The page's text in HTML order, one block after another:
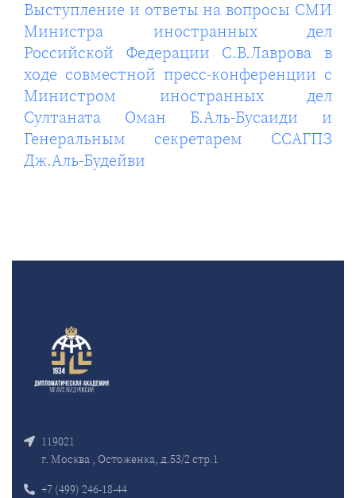
Выступление и ответы на вопросы СМИ
Министра иностранных дел
Российской Федерации С.В.Лаврова в
ходе совместной пресс-конференции с
Министром иностранных дел
Султаната Оман Б.Аль-Бусаиди и
Генеральным секретарем ССАГПЗ
Дж.Аль-Будейви
119021
г. Москва , Остоженка, д.53/2 стр.1
+7 (499) 246-18-44